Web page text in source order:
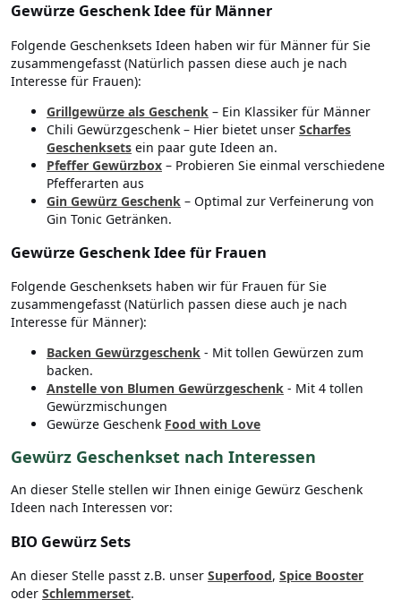
Gewürze Geschenk Idee für Männer
Folgende Geschenksets Ideen haben wir für Männer für Sie
zusammengefasst (Natürlich passen diese auch je nach
Interesse für Frauen):
Grillgewürze als Geschenk – Ein Klassiker für Männer
Chili Gewürzgeschenk – Hier bietet unser Scharfes
Geschenksets ein paar gute Ideen an.
Pfeffer Gewürzbox – Probieren Sie einmal verschiedene
Pfefferarten aus
Gin Gewürz Geschenk – Optimal zur Verfeinerung von
Gin Tonic Getränken.
Gewürze Geschenk Idee für Frauen
Folgende Geschenksets haben wir für Frauen für Sie
zusammengefasst (Natürlich passen diese auch je nach
Interesse für Männer):
Backen Gewürzgeschenk - Mit tollen Gewürzen zum
backen.
Anstelle von Blumen Gewürzgeschenk - Mit 4 tollen
Gewürzmischungen
Gewürze Geschenk Food with Love
Gewürz Geschenkset nach Interessen
An dieser Stelle stellen wir Ihnen einige Gewürz Geschenk
Ideen nach Interessen vor:
BIO Gewürz Sets
An dieser Stelle passt z.B. unser Superfood, Spice Booster
oder Schlemmerset.